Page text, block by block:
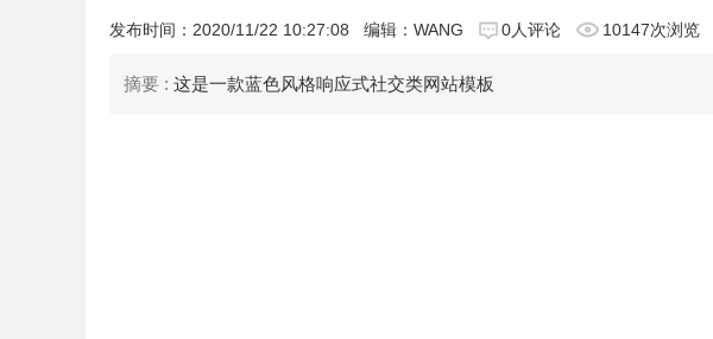
发布时间： 2020/11/22 10:27:08 编辑：WANG 0人评论 10147次浏览
摘要 : 这是一款蓝色风格响应式社交类网站模板